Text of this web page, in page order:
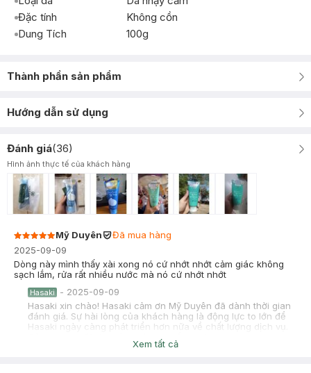
Đặc tính
Không cồn
Dung Tích
100g
Thành phần sản phẩm
Hướng dẫn sử dụng
Đánh giá(36)
Hình ảnh thực tế của khách hàng
Mỹ Duyên
Đã mua hàng
2025-09-09
Dòng này mình thấy xài xong nó cứ nhớt nhớt cảm giác không
sạch lắm, rửa rất nhiều nước mà nó cứ nhớt nhớt
Hasaki - 2025-09-09
Hasaki xin chào! Hasaki cảm ơn Mỹ Duyên đã dành thời gian
đánh giá. Sự hài lòng của khách hàng là động lực to lớn để
Hasaki ngày càng phát triển hơn nữa về chất lượng dịch vụ.
Cảm ơn bạn đã tin tưởng và mua sắm tại Hasaki!
Xem tất cả